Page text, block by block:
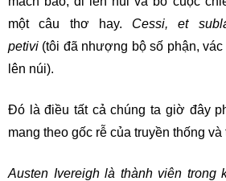
một câu thơ hay. Cessi, et
petivi (tôi đã nhượng bộ số phận,
lên núi).
Đó là điều tất cả chúng ta giờ đây
mang theo gốc rễ của truyền thống và
Austen Ivereigh là thành viên trong